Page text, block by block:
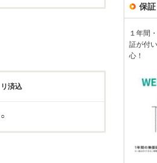
リ済込
○
保証
１年間
証が付
心！